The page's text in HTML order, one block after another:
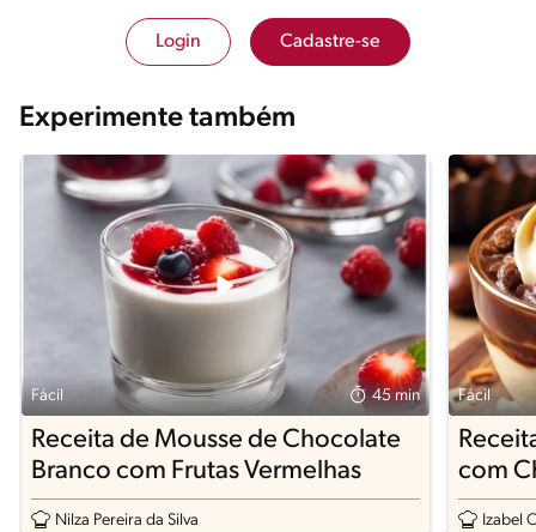
Login Cadastre-se
Experimente também
Fácil 45 min
Receita de Mousse de Chocolate
Branco com Frutas Vermelhas
Nilza Pereira da Silva
Fácil
com
Izabel